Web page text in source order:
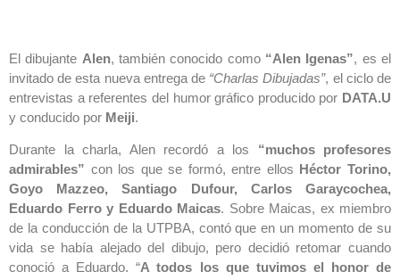
El dibujante Alen, también conocido como “Alen Igenas”, es el
invitado de esta nueva entrega de “Charlas Dibujadas”, el ciclo de
entrevistas a referentes del humor gráfico producido por DATA.U
y conducido por Meiji.
Durante la charla, Alen recordó a los “muchos profesores
admirables” con los que se formó, entre ellos Héctor Torino,
Goyo Mazzeo, Santiago Dufour, Carlos Garaycochea,
Eduardo Ferro y Eduardo Maicas. Sobre Maicas, ex miembro
de la conducción de la UTPBA, contó que en un momento de su
vida se había alejado del dibujo, pero decidió retomar cuando
conoció a Eduardo. “A todos los que tuvimos el honor de